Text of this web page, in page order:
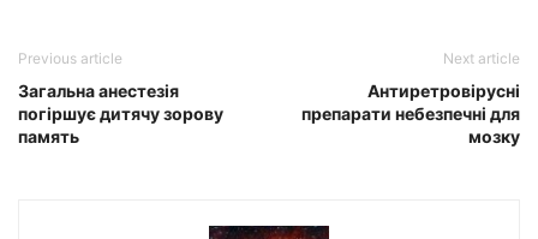
Previous article
Загальна анестезія
погіршує дитячу зорову
память
Next article
Антиретровірусні
препарати небезпечні для
мозку